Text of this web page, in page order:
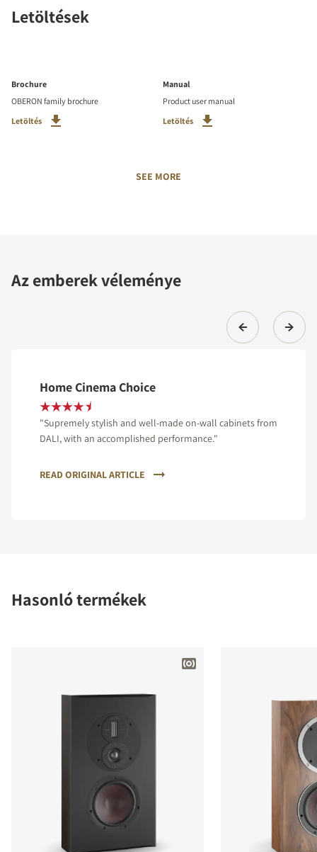
Letöltések
Brochure
OBERON family brochure
Letöltés
Manual
Product user manual
Letöltés
SEE MORE
Az emberek véleménye
Home Cinema Choice
"Supremely stylish and well-made on-wall cabinets from
DALI, with an accomplished performance."
READ ORIGINAL ARTICLE
Hasonló termékek